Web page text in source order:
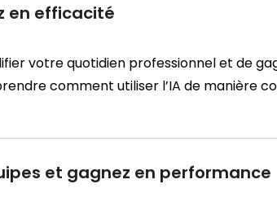
en efficacité
votre quotidien professionnel et de
comment utiliser l’IA de manière
et gagnez en performance